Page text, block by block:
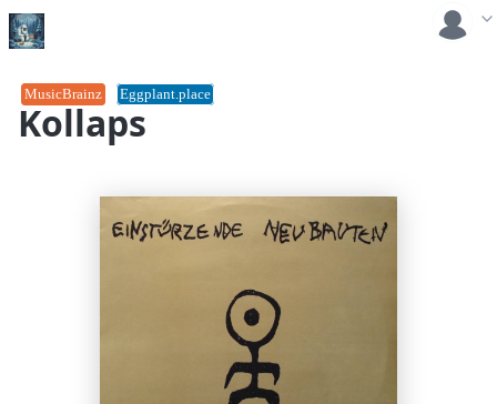
Kollaps
MusicBrainz Eggplant.place